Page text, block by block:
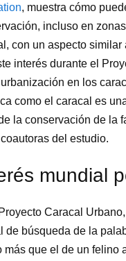
, muestra cómo
incluso en
con un aspecto
interés durante el
en los
como el caracal es
la conservación de la
coautoras del estudio.
mundial
Caracal
búsqueda de la
que el de un felino